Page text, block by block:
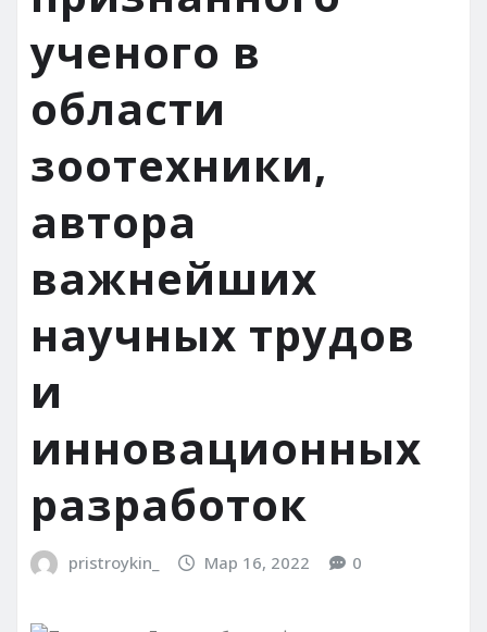
ученого в
области
зоотехники,
автора
важнейших
научных трудов
и
инновационных
разработок
pristroykin_ Мар 16, 2022 0